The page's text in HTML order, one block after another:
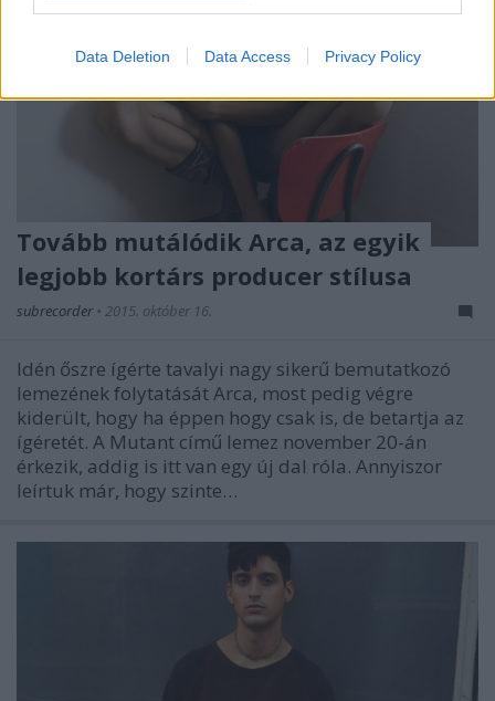
Data Deletion Data Access Privacy Policy
Tovább mutálódik Arca, az egyik
legjobb kortárs producer stílusa
subrecorder • 2015. október 16.
Idén őszre ígérte tavalyi nagy sikerű bemutatkozó
lemezének folytatását Arca, most pedig végre
kiderült, hogy ha éppen hogy csak is, de betartja az
ígéretét. A Mutant című lemez november 20-án
érkezik, addig is itt van egy új dal róla. Annyiszor
leírtuk már, hogy szinte…